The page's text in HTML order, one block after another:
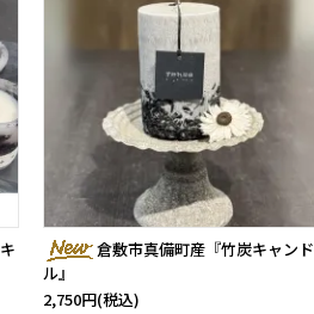
倉敷市真備町産『竹炭キャンド
ル』
2,750円(税込)